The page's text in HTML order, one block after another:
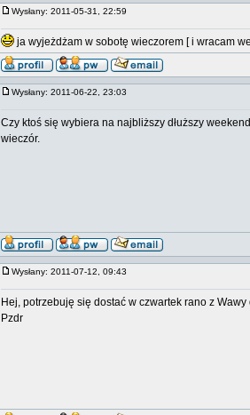
Wysłany: 2011-05-31, 22:59
ja wyjeżdżam w sobotę wieczorem [ i wracam
Wysłany: 2011-06-22, 23:03
Czy ktoś się wybiera na najbliższy dłuższy
wieczór.
Wysłany: 2011-07-12, 09:43
Hej, potrzebuję się dostać w czwartek rano z
Pzdr